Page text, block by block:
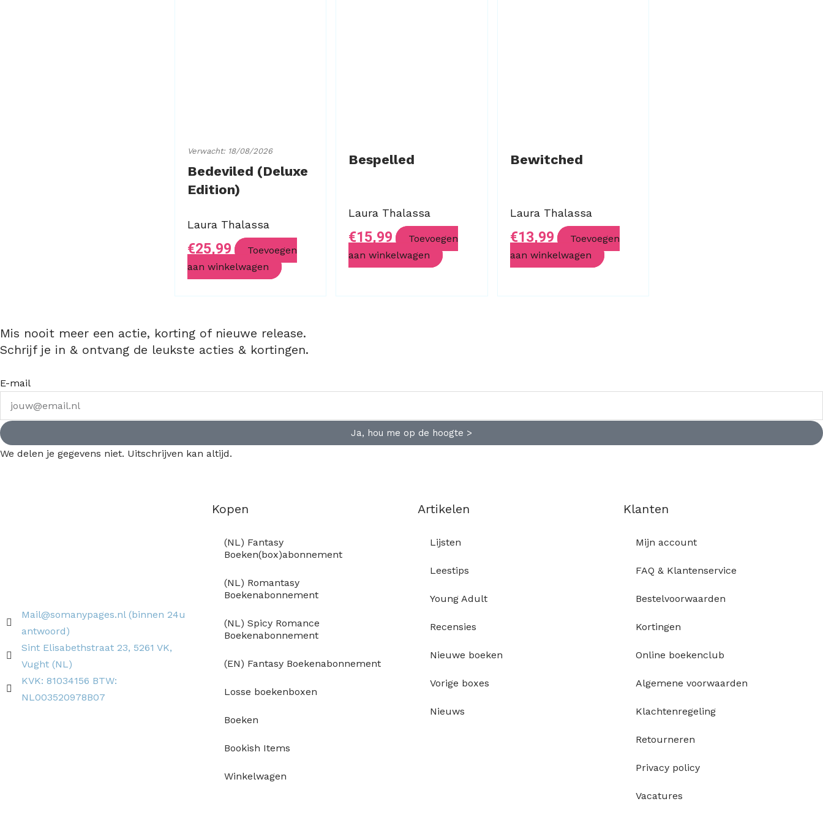
Verwacht: 18/08/2026
Bedeviled (Deluxe
Edition)
Laura Thalassa
€25,99
Toevoegen
aan winkelwagen
Bespelled
Laura Thalassa
€15,99
Toevoegen
aan winkelwagen
Bewitched
Laura Thalassa
€13,99
Toevoegen
aan winkelwagen
Mis nooit meer een actie, korting of nieuwe release.
Schrijf je in & ontvang de leukste acties & kortingen.
E-mail
Ja, hou me op de hoogte >
We delen je gegevens niet. Uitschrijven kan altijd.
Mail@somanypages.nl (binnen 24u
antwoord)
Sint Elisabethstraat 23, 5261 VK,
Vught (NL)
KVK: 81034156 BTW:
NL003520978B07
Kopen
(NL) Fantasy
Boeken(box)abonnement
(NL) Romantasy
Boekenabonnement
(NL) Spicy Romance
Boekenabonnement
(EN) Fantasy Boekenabonnement
Losse boekenboxen
Boeken
Bookish Items
Winkelwagen
Artikelen
Lijsten
Leestips
Young Adult
Recensies
Nieuwe boeken
Vorige boxes
Nieuws
Klanten
Mijn account
FAQ & Klantenservice
Bestelvoorwaarden
Kortingen
Online boekenclub
Algemene voorwaarden
Klachtenregeling
Retourneren
Privacy policy
Vacatures